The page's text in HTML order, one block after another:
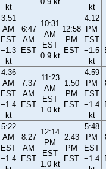
kt
kt
3:51
AM
EST
−1.3
kt
6:47
AM
EST
10:31
AM
EST
0.9 kt
12:58
PM
EST
4:12
PM
EST
−1.5
kt
4:36
AM
EST
−1.4
kt
7:37
AM
EST
11:23
AM
EST
1.0 kt
1:50
PM
EST
4:59
PM
EST
−1.4
kt
5:22
AM
EST
−1.4
8:27
AM
EST
12:14
PM
EST
1.0 kt
2:43
PM
EST
5:48
PM
EST
−1.4